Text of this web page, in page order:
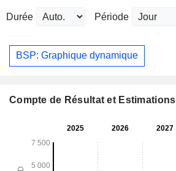
Durée Période
BSP: Graphique dynamique
Compte de Résultat et Estimations